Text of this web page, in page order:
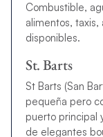
Combustible,
alimentos,
disponibles.
St. Barts
St Barts (San
pequeña pero
puerto principal
de elegantes